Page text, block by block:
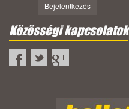
Bejelentkezés
Közösségi kapcsolatok